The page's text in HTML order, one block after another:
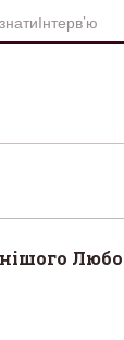
Інтерв’ю